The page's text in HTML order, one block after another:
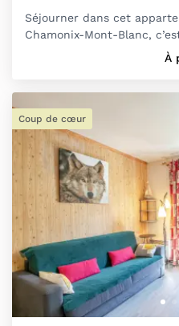
Séjourner dans cet
Chamonix-Mont-Blanc,
À
Coup de cœur